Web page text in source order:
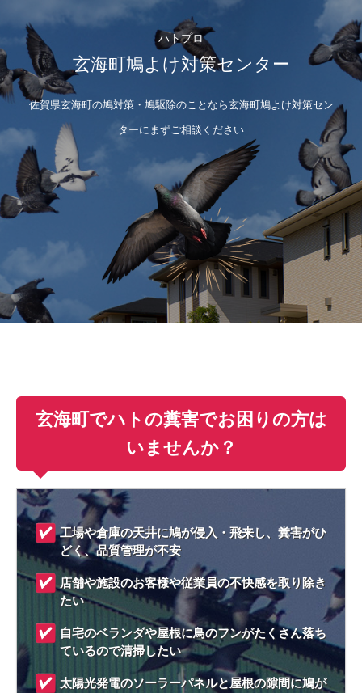
ハトプロ
玄海町鳩よけ対策センター
佐賀県玄海町の鳩対策・鳩駆除のことなら玄海町鳩よけ対策セン
ターにまずご相談ください
玄海町でハトの糞害でお困りの方は
いませんか？
工場や倉庫の天井に鳩が侵入・飛来し、糞害がひ
どく、品質管理が不安
店舗や施設のお客様や従業員の不快感を取り除き
たい
自宅のベランダや屋根に鳥のフンがたくさん落ち
ているので清掃したい
太陽光発電のソーラーパネルと屋根の隙間に鳩が